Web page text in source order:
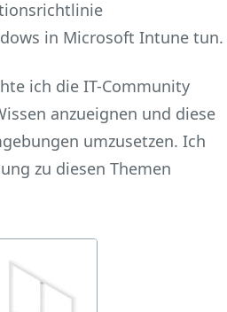
in Microsoft Intune tun.
ich die IT-Community
anzueignen und diese
umzusetzen. Ich
zu diesen Themen